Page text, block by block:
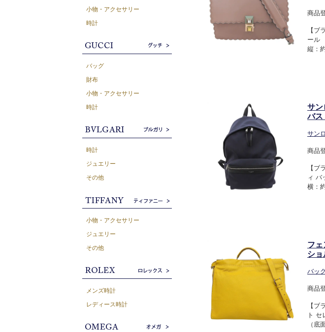
商品
【ブ
ール
縦：
サン
バス
サン
商品
【ブ
ィ バ
横：
フェ
シ
バッ
商品
【ブ
ト
（底
小物・アクセサリー
時計
バッグ
財布
小物・アクセサリー
時計
時計
ジュエリー
その他
小物・アクセサリー
ジュエリー
その他
メンズ時計
レディース時計